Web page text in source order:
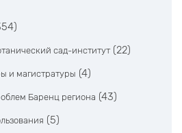
сад-институт (22)
и магистратуры (4)
Баренц региона (43)
(5)